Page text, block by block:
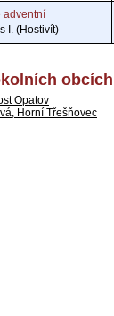
adventní
I. (Hostivít)
obcích
Opatov
Horní Třešňovec